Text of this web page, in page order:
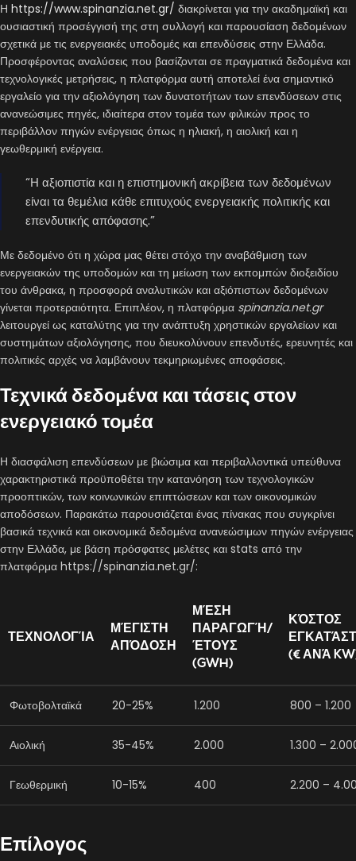
Η https://www.spinanzia.net.gr/ διακρίνεται για την ακαδημαϊκή και
ουσιαστική προσέγγισή της στη συλλογή και παρουσίαση δεδομένων
σχετικά με τις ενεργειακές υποδομές και επενδύσεις στην Ελλάδα.
Προσφέροντας αναλύσεις που βασίζονται σε πραγματικά δεδομένα και
τεχνολογικές μετρήσεις, η πλατφόρμα αυτή αποτελεί ένα σημαντικό
εργαλείο για την αξιολόγηση των δυνατοτήτων των επενδύσεων στις
ανανεώσιμες πηγές, ιδιαίτερα στον τομέα των φιλικών προς το
περιβάλλον πηγών ενέργειας όπως η ηλιακή, η αιολική και η
γεωθερμική ενέργεια.
“Η αξιοπιστία και η επιστημονική ακρίβεια των δεδομένων
είναι τα θεμέλια κάθε επιτυχούς ενεργειακής πολιτικής και
επενδυτικής απόφασης.”
Με δεδομένο ότι η χώρα μας θέτει στόχο την αναβάθμιση των
ενεργειακών της υποδομών και τη μείωση των εκπομπών διοξειδίου
του άνθρακα, η προσφορά αναλυτικών και αξιόπιστων δεδομένων
γίνεται προτεραιότητα. Επιπλέον, η πλατφόρμα spinanzia.net.gr
λειτουργεί ως καταλύτης για την ανάπτυξη χρηστικών εργαλείων και
συστημάτων αξιολόγησης, που διευκολύνουν επενδυτές, ερευνητές και
πολιτικές αρχές να λαμβάνουν τεκμηριωμένες αποφάσεις.
Τεχνικά δεδομένα και τάσεις στον
ενεργειακό τομέα
Η διασφάλιση επενδύσεων με βιώσιμα και περιβαλλοντικά υπεύθυνα
χαρακτηριστικά προϋποθέτει την κατανόηση των τεχνολογικών
προοπτικών, των κοινωνικών επιπτώσεων και των οικονομικών
αποδόσεων. Παρακάτω παρουσιάζεται ένας πίνακας που συγκρίνει
βασικά τεχνικά και οικονομικά δεδομένα ανανεώσιμων πηγών ενέργειας
στην Ελλάδα, με βάση πρόσφατες μελέτες και stats από την
πλατφόρμα https://spinanzia.net.gr/:
ΤΕΧΝΟΛΟΓΊΑ
ΜΈΓΙΣΤΗ
ΑΠΌΔΟΣΗ
ΜΈΣΗ
ΠΑΡΑΓΩΓΉ/
ΈΤΟΥΣ
(GWH)
ΚΌΣΤΟΣ
(€ ΑΝΆ
Φωτοβολταϊκά 20-25% 1.200 800 – 1.200
Αιολική 35-45% 2.000 1.300 –
Γεωθερμική 10-15% 400 2.200 –
Επίλογος